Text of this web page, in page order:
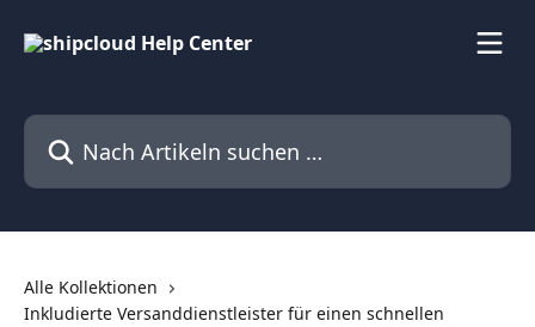
Nach Artikeln suchen …
Alle Kollektionen
Inkludierte Versanddienstleister für einen schnellen